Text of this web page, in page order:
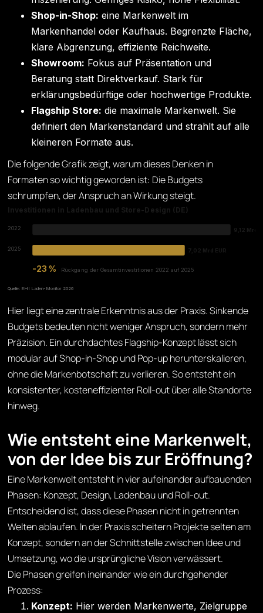
Shop-in-Shop: eine Markenwelt im
Markenhandel oder Kaufhaus. Begrenzte Fläche,
klare Abgrenzung, effiziente Reichweite.
Showroom: Fokus auf Präsentation und
Beratung statt Direktverkauf. Stark für
erklärungsbedürftige oder hochwertige Produkte.
Flagship Store: die maximale Markenwelt. Sie
definiert den Markenstandard und strahlt auf alle
kleineren Formate aus.
Die folgende Grafik zeigt, warum dieses Denken in
Formaten so wichtig geworden ist: Die Budgets
schrumpfen, der Anspruch an Wirkung steigt.
Investitionen in Ladenbau und Store-Design (DE)
2022 9,12 Mrd
2025 7,02 Mrd EUR
-23 % Rückgang der Gesamtinvestitionen 2022 auf 2025
Quelle: EHI Laden-Monitor 2026
Hier liegt eine zentrale Erkenntnis aus der Praxis. Sinkende
Budgets bedeuten nicht weniger Anspruch, sondern mehr
Präzision. Ein durchdachtes Flagship-Konzept lässt sich
modular auf Shop-in-Shop und Pop-up herunterskalieren,
ohne die Markenbotschaft zu verlieren. So entsteht ein
konsistenter, kosteneffizienter Roll-out über alle Standorte
hinweg.
Wie entsteht eine Markenwelt,
von der Idee bis zur Eröffnung?
Eine Markenwelt entsteht in vier aufeinander aufbauenden
Phasen: Konzept, Design, Ladenbau und Roll-out.
Entscheidend ist, dass diese Phasen nicht in getrennten
Welten ablaufen. In der Praxis scheitern Projekte selten am
Konzept, sondern an der Schnittstelle zwischen Idee und
Umsetzung, wo die ursprüngliche Vision verwässert.
Die Phasen greifen ineinander wie ein durchgehender
Prozess:
Konzept: Hier werden Markenwerte, Zielgruppe